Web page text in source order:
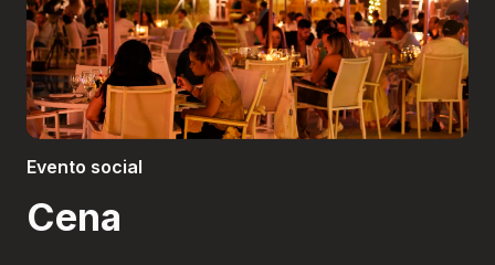
Inscribir
Boletería
Evento social
Cena